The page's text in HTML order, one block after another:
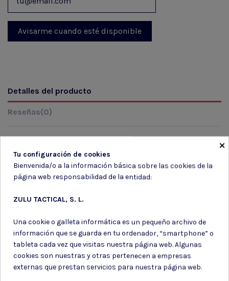
Detalles del producto
Reseñas(0)
Marca
Suscríbete a nuestro boletín
×
Tu configuración de cookies
Bienvenida/o a la información básica sobre las cookies de la
página web responsabilidad de la entidad:
ZULU TACTICAL, S. L.
Una cookie o galleta informática es un pequeño archivo de
información que se guarda en tu ordenador, “smartphone” o
tableta cada vez que visitas nuestra página web. Algunas
cookies son nuestras y otras pertenecen a empresas
externas que prestan servicios para nuestra página web.